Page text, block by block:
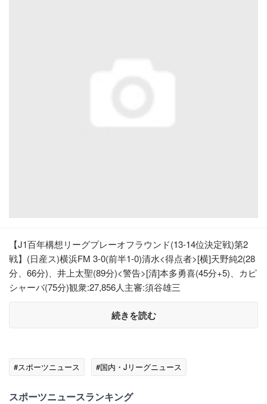
【J1百年構想リーグプレーオフラウンド(13-14位決定戦)第2
戦】(日産ス)横浜FM 3-0(前半1-0)清水<得点者>[横]天野純2(28
分、66分)、井上太聖(89分)<警告>[清]本多勇喜(45分+5)、カピ
シャーバ(75分)観衆:27,856人主審:須谷雄三
続きを読む
#スポーツニュース #国内・Jリーグニュース
スポーツニュースランキング